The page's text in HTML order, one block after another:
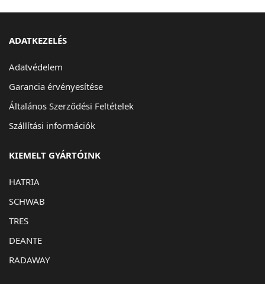
ADATKEZELÉS
Adatvédelem
Garancia érvényesítése
Általános Szerződési Feltételek
Szállítási információk
KIEMELT GYÁRTÓINK
HATRIA
SCHWAB
TRES
DEANTE
RADAWAY